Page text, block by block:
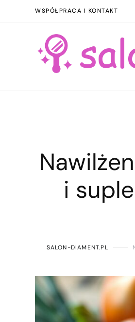
WSPÓŁPRACA I KONTAKT
i
SALON-DIAMENT.PL